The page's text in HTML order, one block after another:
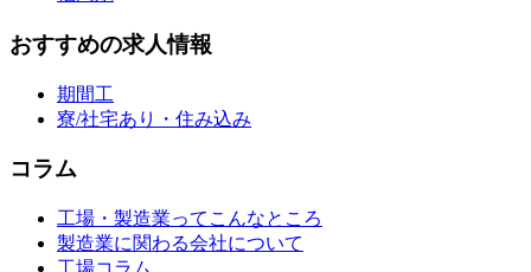
おすすめの求人情報
期間工
寮/社宅あり・住み込み
コラム
工場・製造業ってこんなところ
製造業に関わる会社について